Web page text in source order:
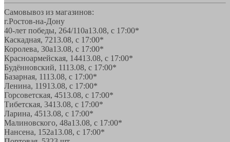
Самовывоз из магазинов:
г.Ростов-на-Дону
40-лет победы, 264/110а13.08, с 17:00*
Каскадная, 7213.08, с 17:00*
Королева, 30а13.08, с 17:00*
Красноармейская, 14413.08, с 17:00*
Будённовский, 1113.08, с 17:00*
Базарная, 1113.08, с 17:00*
Ленина, 11913.08, с 17:00*
Горсоветская, 4513.08, с 17:00*
Тибетская, 3413.08, с 17:00*
Ларина, 4513.08, с 17:00*
Малиновского, 48а13.08, с 17:00*
Нансена, 152а13.08, с 17:00*